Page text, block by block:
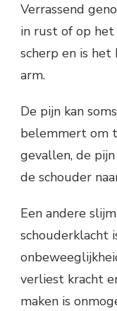
Verrassend
in rust of op
scherp en is
arm.
De pijn kan
belemmert om
gevallen, de
de schouder
Een andere
schouderklacht
verliest kracht
maken is